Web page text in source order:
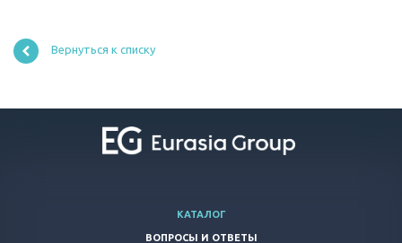
Вернуться к списку
КАТАЛОГ
ВОПРОСЫ И ОТВЕТЫ